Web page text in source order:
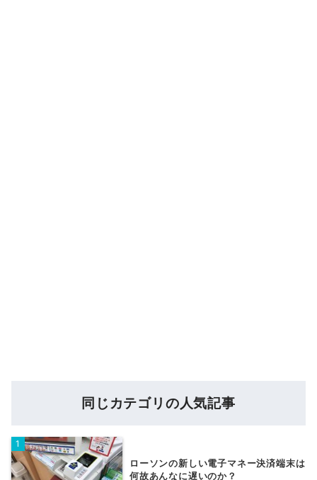
同じカテゴリの人気記事
ローソンの新しい電子マネー決済端末は
何故あんなに遅いのか？